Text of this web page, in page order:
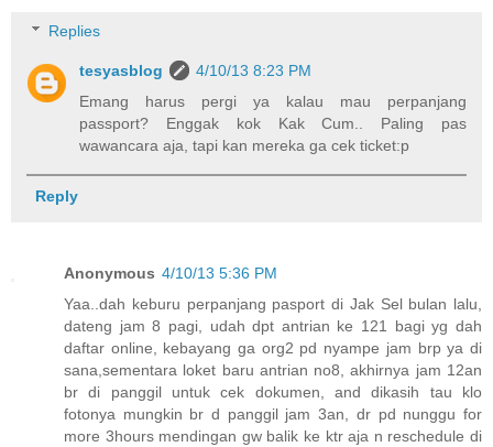
Replies
tesyasblog
4/10/13 8:23 PM
Emang harus pergi ya kalau mau perpanjang
passport? Enggak kok Kak Cum.. Paling pas
wawancara aja, tapi kan mereka ga cek ticket:p
Reply
Anonymous 4/10/13 5:36 PM
Yaa..dah keburu perpanjang pasport di Jak Sel bulan lalu,
dateng jam 8 pagi, udah dpt antrian ke 121 bagi yg dah
daftar online, kebayang ga org2 pd nyampe jam brp ya di
sana,sementara loket baru antrian no8, akhirnya jam 12an
br di panggil untuk cek dokumen, and dikasih tau klo
fotonya mungkin br d panggil jam 3an, dr pd nunggu for
more 3hours mendingan gw balik ke ktr aja n reschedule di